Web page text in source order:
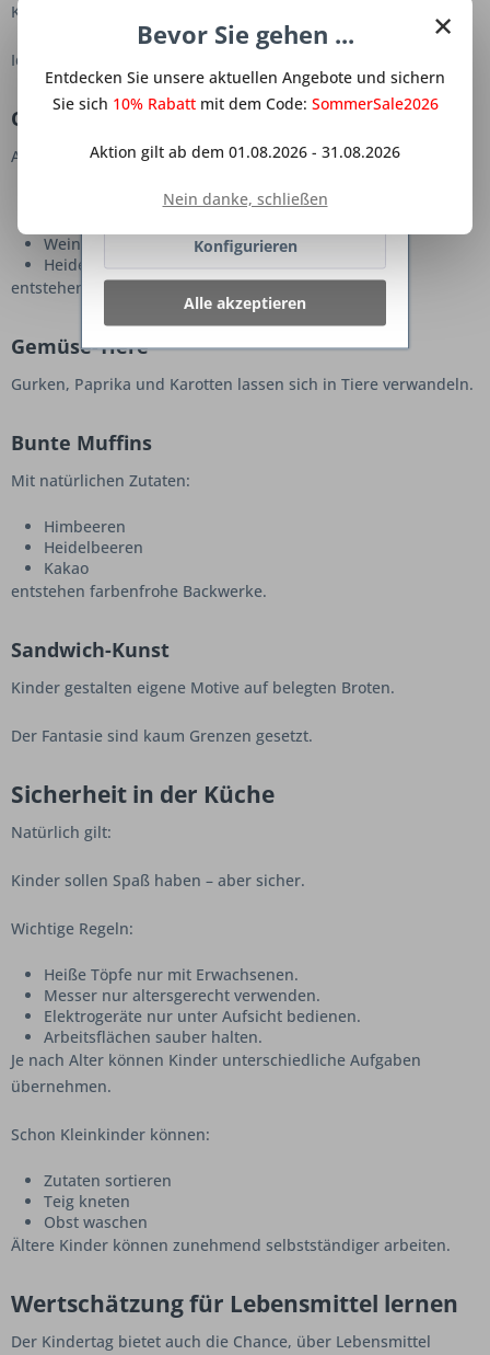
Kinder lieben kreative Aufgaben.
Ideen für den Kindertag:
Obstgesichter
Aus:
Weintrauben
Heidelbeeren
entstehen lustige Gesichter.
Gemüse-Tiere
Gurken, Paprika und Karotten lassen sich in Tiere verwandeln.
Bunte Muffins
Mit natürlichen Zutaten:
Himbeeren
Heidelbeeren
Kakao
entstehen farbenfrohe Backwerke.
Sandwich-Kunst
Kinder gestalten eigene Motive auf belegten Broten.
Der Fantasie sind kaum Grenzen gesetzt.
Sicherheit in der Küche
Natürlich gilt:
Kinder sollen Spaß haben – aber sicher.
Wichtige Regeln:
Heiße Töpfe nur mit Erwachsenen.
Messer nur altersgerecht verwenden.
Elektrogeräte nur unter Aufsicht bedienen.
Arbeitsflächen sauber halten.
Je nach Alter können Kinder unterschiedliche Aufgaben
übernehmen.
Schon Kleinkinder können:
Zutaten sortieren
Teig kneten
Obst waschen
Ältere Kinder können zunehmend selbstständiger arbeiten.
Wertschätzung für Lebensmittel lernen
Der Kindertag bietet auch die Chance, über Lebensmittel
×
Bevor Sie gehen ...
Entdecken Sie unsere aktuellen Angebote und sichern
Sie sich 10% Rabattmit dem Code: SommerSale2026
Aktion gilt ab dem 01.08.2026 - 31.08.2026
Nein danke, schließen
dienen oder die Interaktion mit
Netzwerken vereinfachen sollen,
werden nur mit Ihrer Zustimmung
Ablehnen
Konfigurieren
Alle akzeptieren